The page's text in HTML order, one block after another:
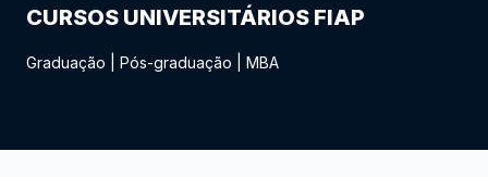
CURSOS UNIVERSITÁRIOS FIAP
Graduação Pós-graduação MBA